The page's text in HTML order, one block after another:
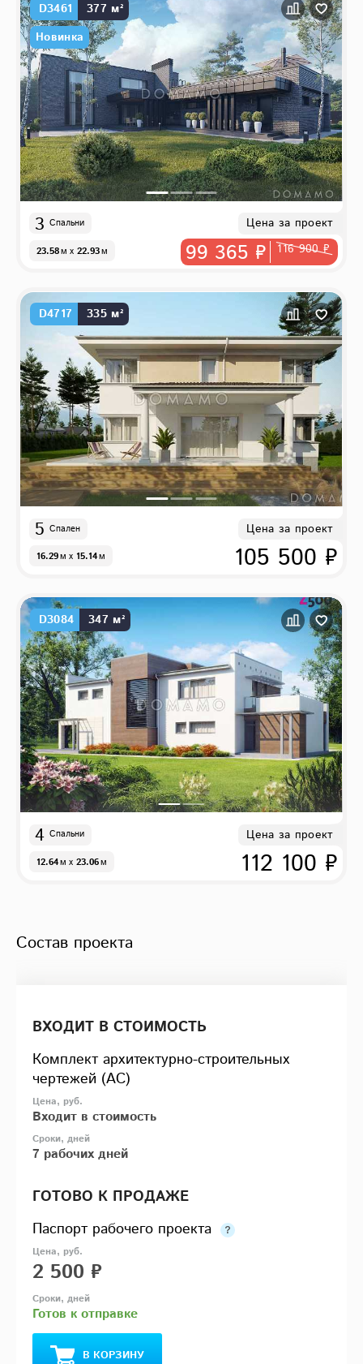
D3461
377 м²
Новинка
3 Спальни
23.58м x 22.93м
Цена за проект
99 365 ₽ 116 900 ₽
D4717 335 м²
5 Спален
16.29м x 15.14м
Цена за проект
105 500 ₽
D3084 347 м²
4 Спальни
12.64м x 23.06м
Цена за проект
112 100 ₽
Состав проекта
ВХОДИТ В СТОИМОСТЬ
Комплект архитектурно-строительных
чертежей (АС)
Входит в стоимость
7 рабочих дней
ГОТОВО К ПРОДАЖЕ
Паспорт рабочего проекта
2 500 ₽
Готов к отправке
В КОРЗИНУ